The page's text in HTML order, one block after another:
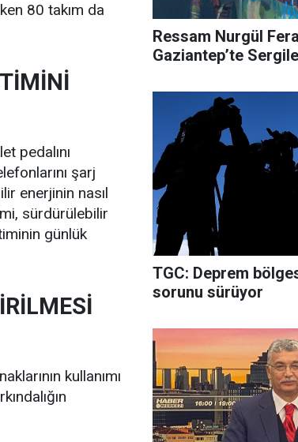
80 takım da
pedalını
şarj
enerjinin nasıl
sürdürülebilir
günlük
kullanımı
Ressam Nurgül
Gaziantep’te
TGC: Deprem
sorunu sürüyor